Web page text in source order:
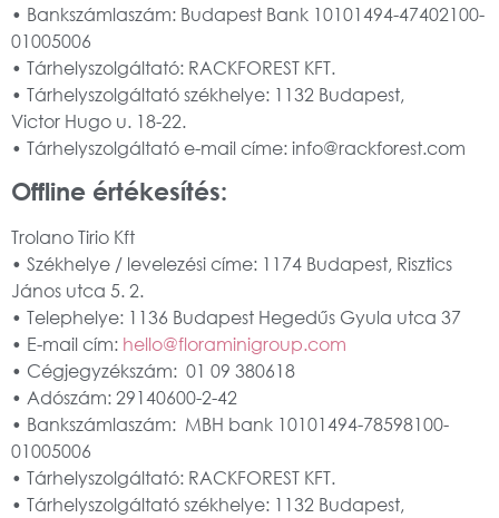
• Bankszámlaszám: Budapest Bank 10101494-47402100-
01005006
• Tárhelyszolgáltató: RACKFOREST KFT.
• Tárhelyszolgáltató székhelye: 1132 Budapest,
Victor Hugo u. 18-22.
• Tárhelyszolgáltató e-mail címe: info@rackforest.com
Offline értékesítés:
Trolano Tirio Kft
• Székhelye / levelezési címe: 1174 Budapest, Risztics
János utca 5. 2.
• Telephelye: 1136 Budapest Hegedűs Gyula utca 37
• E-mail cím: hello@floraminigroup.com
• Cégjegyzékszám: 01 09 380618
• Adószám: 29140600-2-42
• Bankszámlaszám: MBH bank 10101494-78598100-
01005006
• Tárhelyszolgáltató: RACKFOREST KFT.
• Tárhelyszolgáltató székhelye: 1132 Budapest,